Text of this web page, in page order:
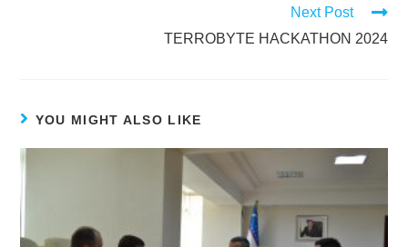
Next Post
TERROBYTE HACKATHON 2024
YOU MIGHT ALSO LIKE